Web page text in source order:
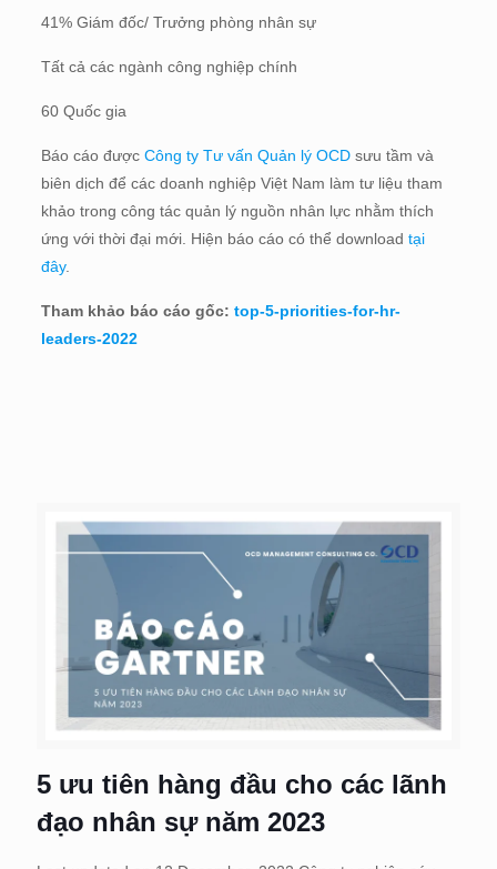
41% Giám đốc/ Trưởng phòng nhân sự
Tất cả các ngành công nghiệp chính
60 Quốc gia
Báo cáo được Công ty Tư vấn Quản lý OCDsưu tầm và
biên dịch để các doanh nghiệp Việt Nam làm tư liệu tham
khảo trong công tác quản lý nguồn nhân lực nhằm thích
ứng với thời đại mới. Hiện báo cáo có thể download tại
đây.
Tham khảo báo cáo gốc: top-5-priorities-for-hr-
leaders-2022
5 ưu tiên hàng đầu cho các lãnh
đạo nhân sự năm 2023